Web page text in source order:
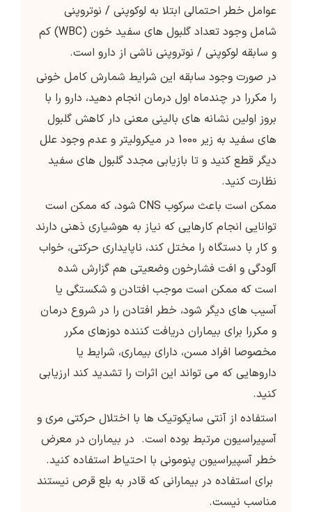
عوامل خطر احتمالی ابتلا به لوکوپنی / نوتروپنی
شامل وجود تعداد گلبول های سفید خون (WBC) کم
و سابقه لوکوپنی / نوتروپنی ناشی از دارو است.
در صورت وجود سابقه این شرایط شمارش کامل خونی
را مکررا در چندماه اول درمان انجام دهید، دارو را با
بروز اولین نشانه های بالینی معنی دار کاهش گلبول
های سفید به زیر 1000 در میکرولیتر و عدم وجود علل
دیگر قطع کنید و تا بازیابی مجدد گلبول های سفید
نظارت کنید.
ممکن است باعث سرکوب CNS شود، که ممکن است
توانایی انجام کارهایی که نیاز به هوشیاری ذهنی دارند
و کار با دستگاه را مختل کند، ناپایداری حرکتی، خواب
آلودگی و افت فشارخون وضعیتی هم گزارش شده
است که ممکن است موجب افتادن و شکستگی یا
آسیب های دیگر شود، خطر افتادن را در شروع درمان
و مکررا برای بیماران دریافت کننده دوزهای مکرر
مخصوصا افراد مسن، دارای بیماری، شرایط یا
داروهایی که می تواند این اثرات را تشدید کند ارزیابی
کنید.
استفاده از آنتی سایکوتیک ها با اختلال حرکتی مری و
آسپیراسیون مرتبط بوده است. در بیماران در معرض
خطر آسپیراسیون پنومونی با احتیاط استفاده کنید.
برای استفاده در بیمارانی که قادر به بلع قرص نیستند
مناسب نیست.